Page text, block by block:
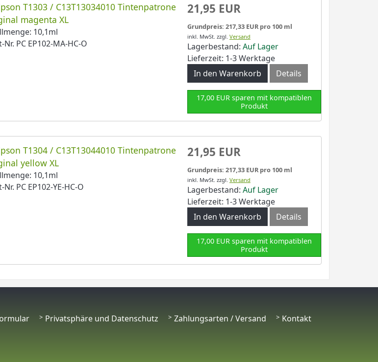
T1303 / C13T13034010 Tintenpatrone
magenta XL
10,1ml
Nr. PC EP102-MA-HC-O
21,95 EUR
Grundpreis: 217,33 EUR pro 100 ml
inkl. MwSt. zzgl. Versand
Lagerbestand: Auf Lager
Lieferzeit: 1-3 Werktage
In den Warenkorb
Details
17,00 EUR sparen mit kompatiblen
Produkt
T1304 / C13T13044010 Tintenpatrone
yellow XL
10,1ml
Nr. PC EP102-YE-HC-O
21,95 EUR
Grundpreis: 217,33 EUR pro 100 ml
inkl. MwSt. zzgl. Versand
Lagerbestand: Auf Lager
Lieferzeit: 1-3 Werktage
In den Warenkorb
Details
17,00 EUR sparen mit kompatiblen
Produkt
Privatsphäre und Datenschutz Zahlungsarten / Versand
Kontakt